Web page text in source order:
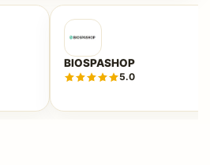
BIOSPASHOP
5.0